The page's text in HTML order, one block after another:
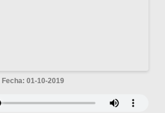
Fecha: 01-10-2019